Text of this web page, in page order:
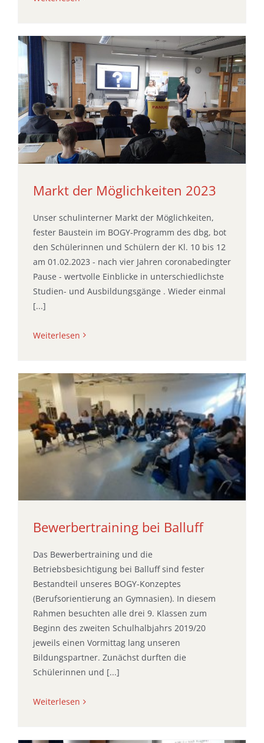
Markt der Möglichkeiten 2023
Unser schulinterner Markt der Möglichkeiten,
fester Baustein im BOGY-Programm des dbg, bot
den Schülerinnen und Schülern der Kl. 10 bis 12
am 01.02.2023 - nach vier Jahren coronabedingter
Pause - wertvolle Einblicke in unterschiedlichste
Studien- und Ausbildungsgänge . Wieder einmal
[...]
Weiterlesen
Bewerbertraining bei Balluff
Das Bewerbertraining und die
Betriebsbesichtigung bei Balluff sind fester
Bestandteil unseres BOGY-Konzeptes
(Berufsorientierung an Gymnasien). In diesem
Rahmen besuchten alle drei 9. Klassen zum
Beginn des zweiten Schulhalbjahrs 2019/20
jeweils einen Vormittag lang unseren
Bildungspartner. Zunächst durften die
Schülerinnen und [...]
Weiterlesen